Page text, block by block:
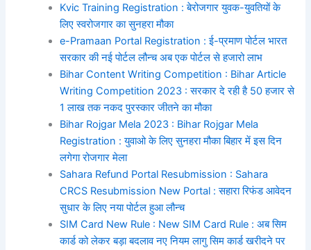
Kvic Training Registration : बेरोजगार युवक-युवतियों के
लिए स्वरोजगार का सुनहरा मौका
e-Pramaan Portal Registration : ई-प्रमाण पोर्टल भारत
सरकार की नई पोर्टल लौन्च अब एक पोर्टल से हजारो लाभ
Bihar Content Writing Competition : Bihar Article
Writing Competition 2023 : सरकार दे रही है 50 हजार से
1 लाख तक नकद पुरस्कार जीतने का मौका
Bihar Rojgar Mela 2023 : Bihar Rojgar Mela
Registration : युवाओ के लिए सुनहरा मौका बिहार में इस दिन
लगेगा रोजगार मेला
Sahara Refund Portal Resubmission : Sahara
CRCS Resubmission New Portal : सहारा रिफंड आवेदन
सुधार के लिए नया पोर्टल हुआ लौन्च
SIM Card New Rule : New SIM Card Rule : अब सिम
कार्ड को लेकर बड़ा बदलाव नए नियम लागु सिम कार्ड खरीदने पर